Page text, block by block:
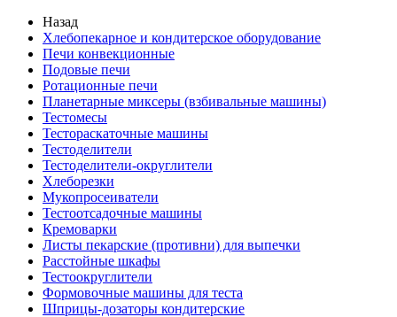
Назад
Хлебопекарное и кондитерское оборудование
Печи конвекционные
Подовые печи
Ротационные печи
Планетарные миксеры (взбивальные машины)
Тестомесы
Тестораскаточные машины
Тестоделители
Тестоделители-округлители
Хлеборезки
Мукопросеиватели
Тестоотсадочные машины
Кремоварки
Листы пекарские (противни) для выпечки
Расстойные шкафы
Тестоокруглители
Формовочные машины для теста
Шприцы-дозаторы кондитерские